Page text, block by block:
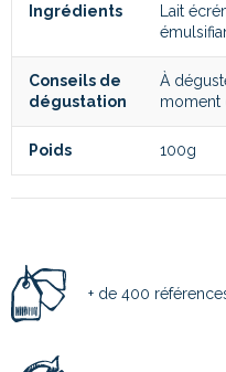
Ingrédients
Lait
Conseils de
dégustation
À
moment
Poids 100g
+ de 400